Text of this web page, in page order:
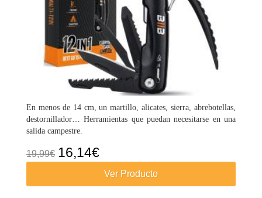
En menos de 14 cm, un martillo, alicates, sierra, abrebotellas,
destornillador… Herramientas que puedan necesitarse en una
salida campestre.
19,99€ El
original
16,14€El
precio
actual
Ver Producto